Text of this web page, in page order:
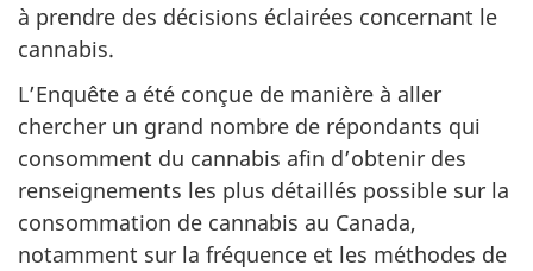
à prendre des décisions éclairées concernant le
cannabis.
L’Enquête a été conçue de manière à aller
chercher un grand nombre de répondants qui
consomment du cannabis afin d’obtenir des
renseignements les plus détaillés possible sur la
consommation de cannabis au Canada,
notamment sur la fréquence et les méthodes de